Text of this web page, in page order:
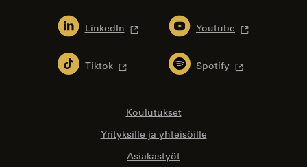
LinkedIn Youtube
Tiktok Spotify
Koulutukset
Yrityksille ja yhteisöille
Asiakastyöt